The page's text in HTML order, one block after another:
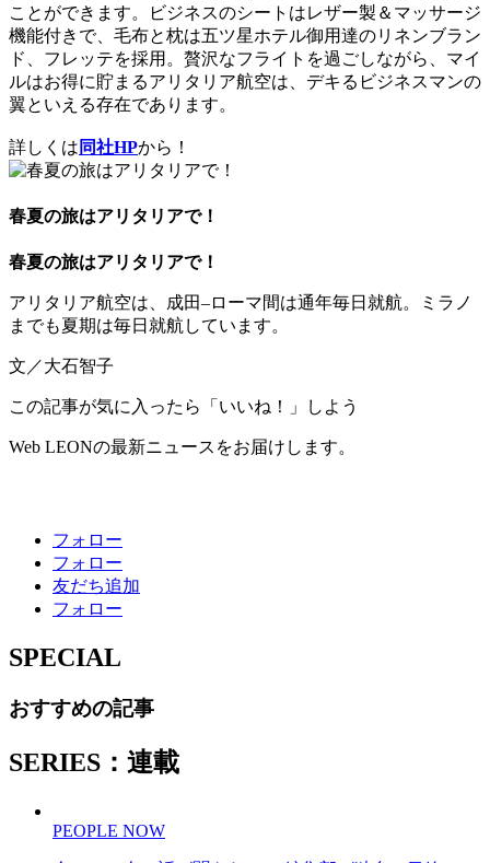
ことができます。ビジネスのシートはレザー製＆マッサージ
機能付きで、毛布と枕は五ツ星ホテル御用達のリネンブラン
ド、フレッテを採用。贅沢なフライトを過ごしながら、マイ
ルはお得に貯まるアリタリア航空は、デキるビジネスマンの
翼といえる存在であります。
詳しくは 同社HPから！
春夏の旅はアリタリアで！
春夏の旅はアリタリアで！
アリタリア航空は、成田–ローマ間は通年毎日就航。ミラノ
までも夏期は毎日就航しています。
文／大石智子
この記事が気に入ったら「いいね！」しよう
Web LEONの最新ニュースをお届けします。
フォロー
フォロー
友だち追加
フォロー
SPECIAL
おすすめの記事
SERIES：連載
PEOPLE NOW